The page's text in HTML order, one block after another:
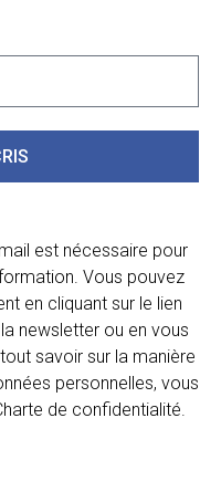
est nécessaire pour
Vous pouvez
en cliquant sur le lien
newsletter ou en vous
savoir sur la manière
personnelles, vous
de confidentialité.